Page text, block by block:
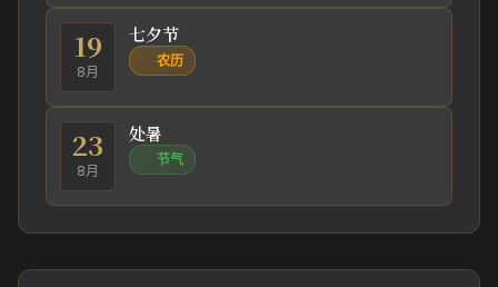
19
8月
七夕节
农历
23
8月
处暑
节气